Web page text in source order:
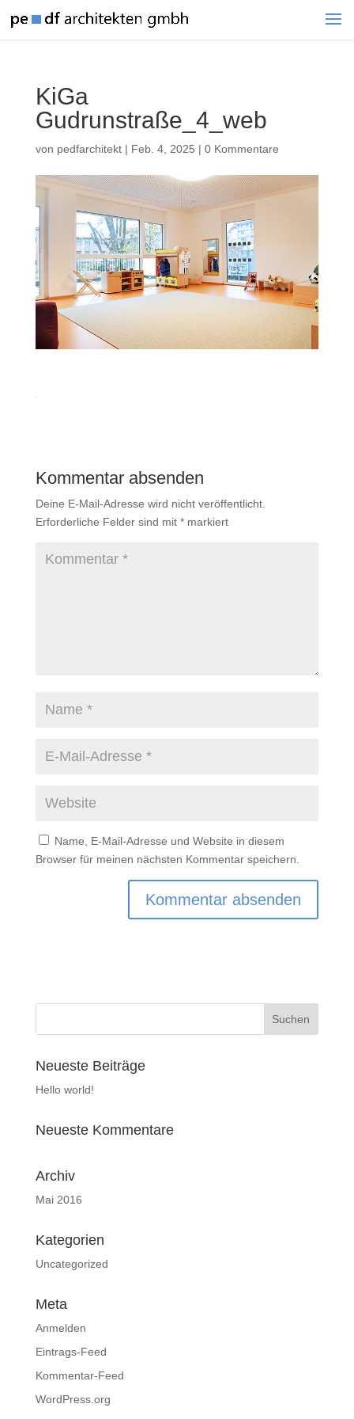
KiGa
Gudrunstraße_4_web
von pedfarchitekt| Feb. 4, 2025 | 0 Kommentare
Kommentar absenden
Deine E-Mail-Adresse wird nicht veröffentlicht.
Erforderliche Felder sind mit *markiert
Name, E-Mail-Adresse und Website in diesem
Browser für meinen nächsten Kommentar speichern.
Neueste Beiträge
Hello world!
Neueste Kommentare
Archiv
Mai 2016
Kategorien
Uncategorized
Meta
Anmelden
Eintrags-Feed
Kommentar-Feed
WordPress.org